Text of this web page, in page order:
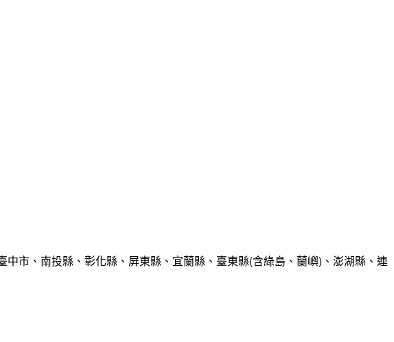
市、南投縣、彰化縣、屏東縣、宜蘭縣、臺東縣(含綠島、蘭嶼)、澎湖縣、連